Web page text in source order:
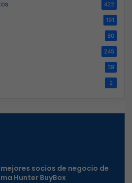
422
191
80
245
39
2
socios de negocio de
Hunter BuyBox